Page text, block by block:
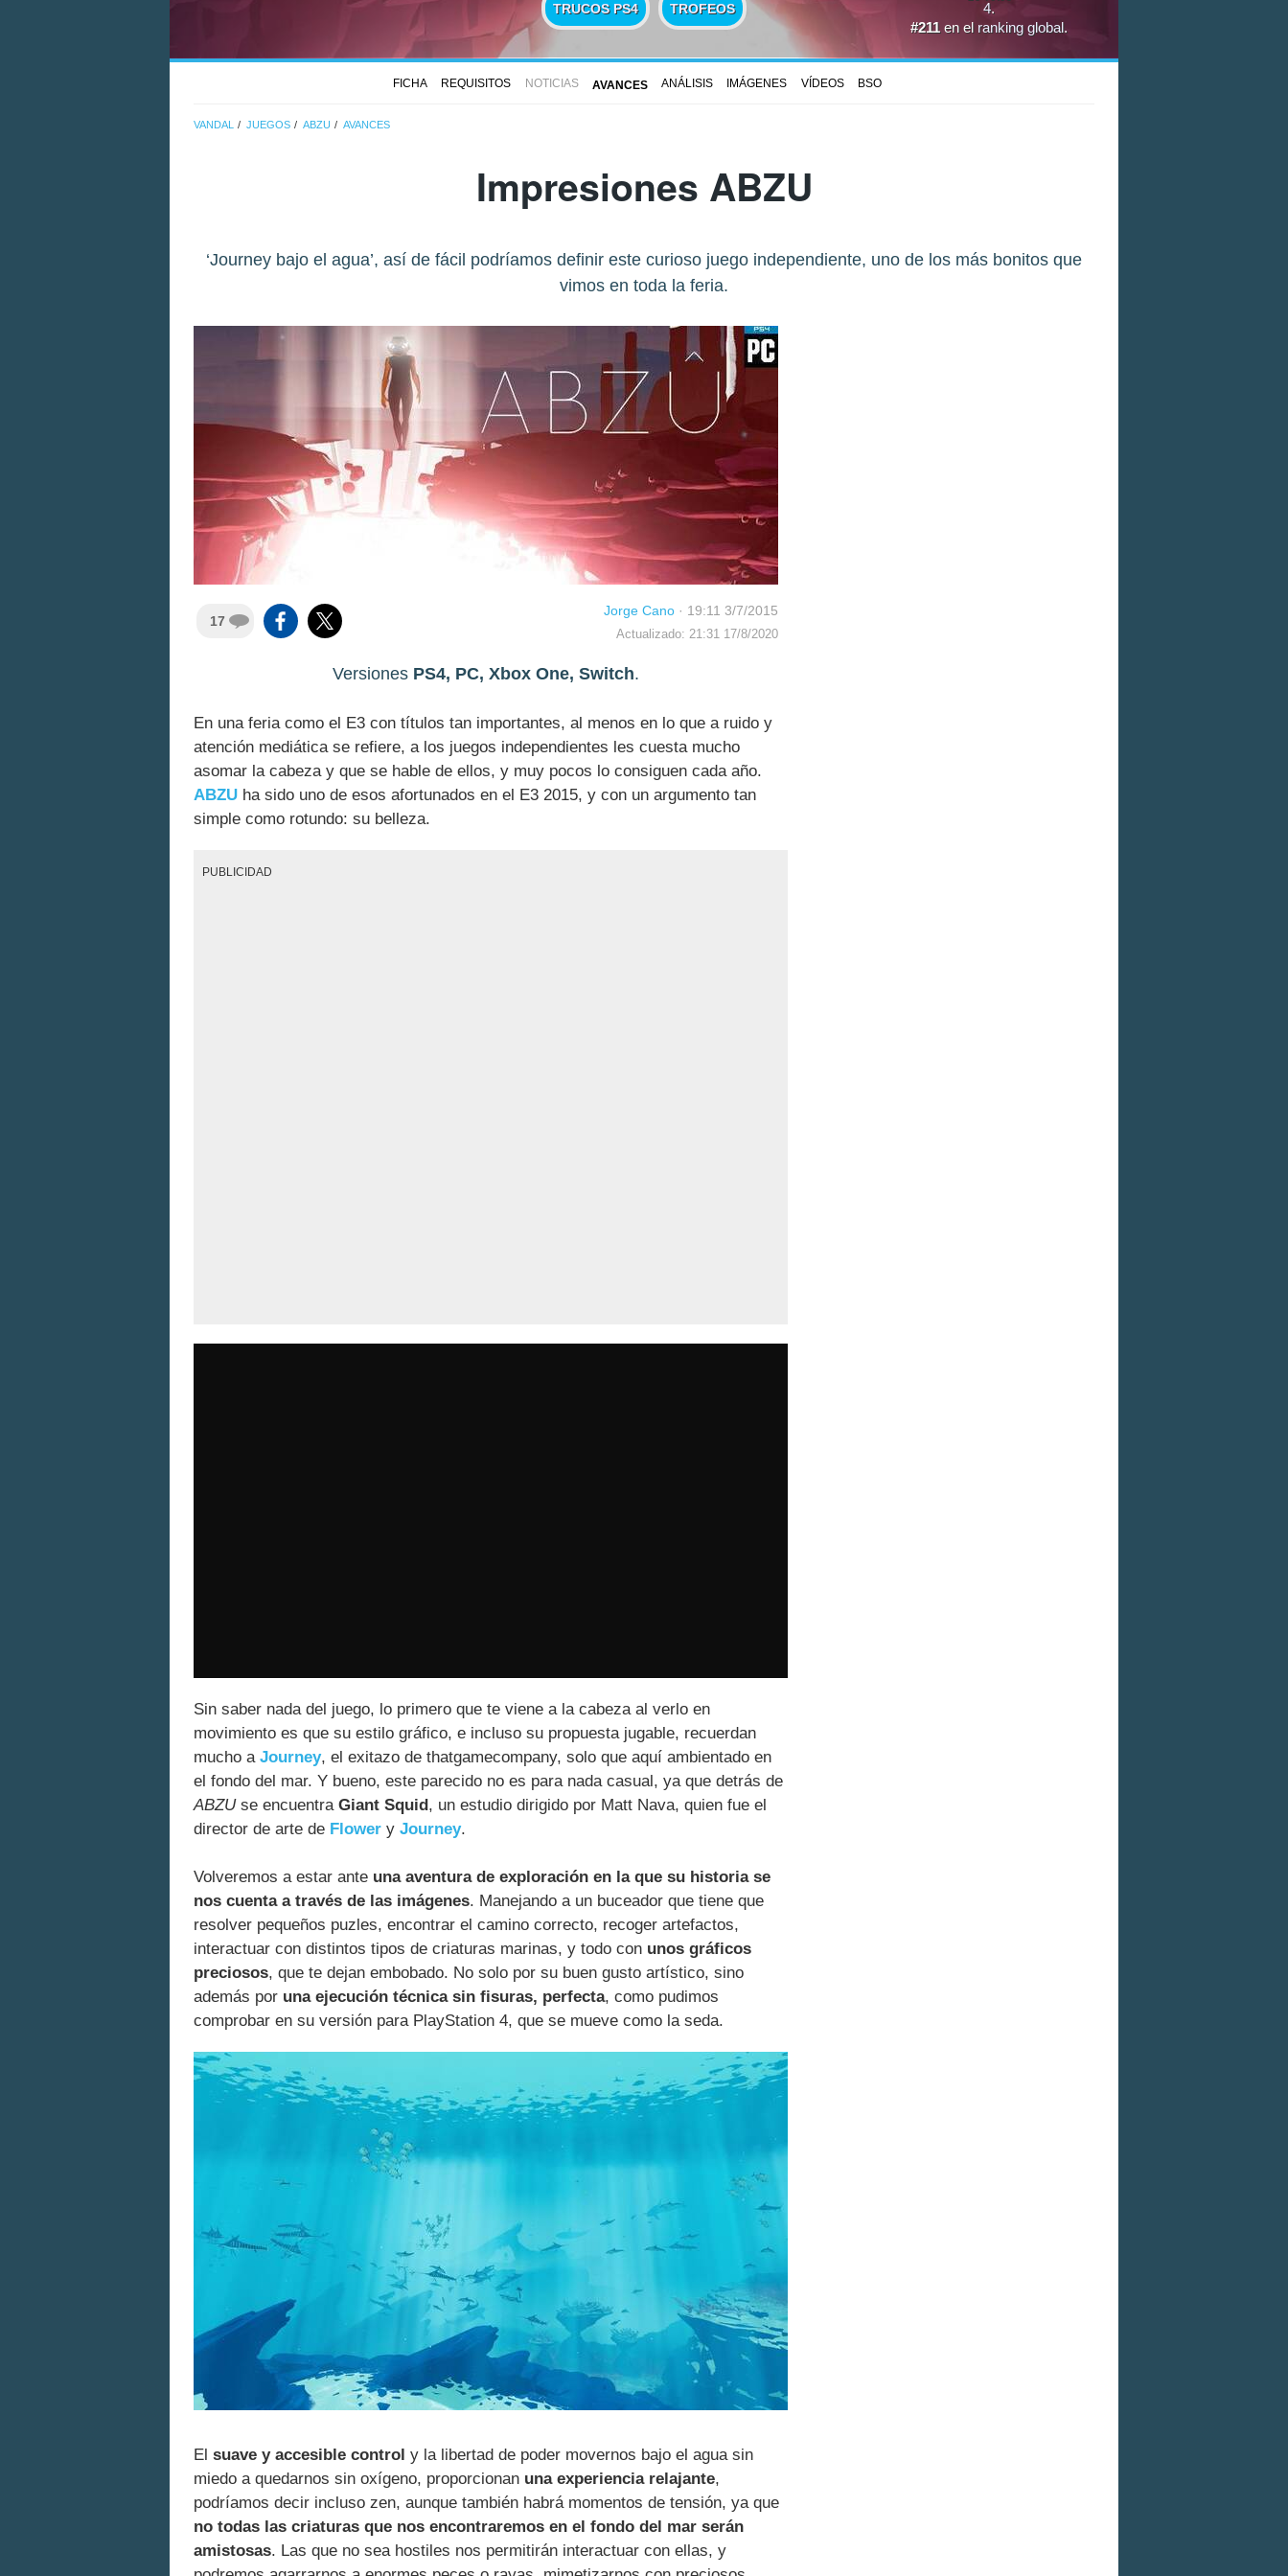
TRUCOS PS4 TROFEOS
4.
#211 en el ranking global .
FICHA REQUISITOS NOTICIAS AVANCES ANÁLISIS IMÁGENES VÍDEOS BSO
VANDAL JUEGOS ABZU AVANCES
Impresiones ABZU
‘Journey bajo el agua’, así de fácil podríamos definir este curioso juego independiente, uno de los más bonitos que
vimos en toda la feria.
17
Jorge Cano · 19:11 3/7/2015
Actualizado: 21:31 17/8/2020
Versiones PS4, PC, Xbox One, Switch.
En una feria como el E3 con títulos tan importantes, al menos en lo que a ruido y
atención mediática se refiere, a los juegos independientes les cuesta mucho
asomar la cabeza y que se hable de ellos, y muy pocos lo consiguen cada año.
ABZU ha sido uno de esos afortunados en el E3 2015, y con un argumento tan
simple como rotundo: su belleza.
PUBLICIDAD
Sin saber nada del juego, lo primero que te viene a la cabeza al verlo en
movimiento es que su estilo gráfico, e incluso su propuesta jugable, recuerdan
mucho a Journey, el exitazo de thatgamecompany, solo que aquí ambientado en
el fondo del mar. Y bueno, este parecido no es para nada casual, ya que detrás de
ABZUse encuentra Giant Squid, un estudio dirigido por Matt Nava, quien fue el
director de arte de Flower y Journey.
Volveremos a estar ante una aventura de exploración en la que su historia se
nos cuenta a través de las imágenes. Manejando a un buceador que tiene que
resolver pequeños puzles, encontrar el camino correcto, recoger artefactos,
interactuar con distintos tipos de criaturas marinas, y todo con unos gráficos
preciosos, que te dejan embobado. No solo por su buen gusto artístico, sino
además por una ejecución técnica sin fisuras, perfecta, como pudimos
comprobar en su versión para PlayStation 4, que se mueve como la seda.
El suave y accesible control y la libertad de poder movernos bajo el agua sin
miedo a quedarnos sin oxígeno, proporcionan una experiencia relajante,
podríamos decir incluso zen, aunque también habrá momentos de tensión, ya que
no todas las criaturas que nos encontraremos en el fondo del mar serán
amistosas. Las que no sea hostiles nos permitirán interactuar con ellas, y